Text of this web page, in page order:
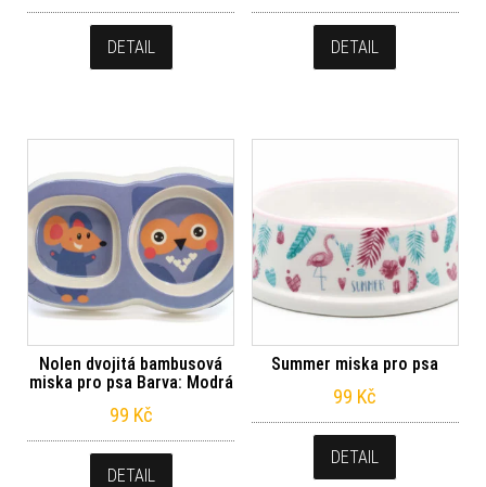
DETAIL DETAIL
Nolen dvojitá bambusová
miska pro psa Barva: Modrá
99 Kč
DETAIL
Summer miska pro psa
99 Kč
DETAIL